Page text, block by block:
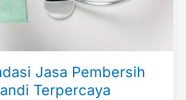
Jasa Pembersih
Terpercaya